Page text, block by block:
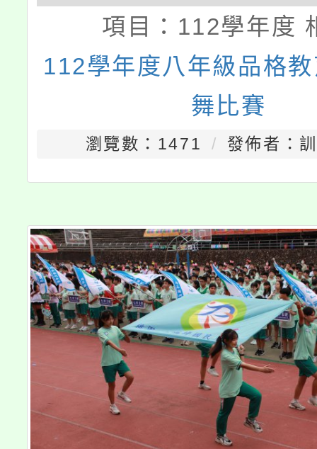
項目： 112學年度
112學年度八年級品格
舞比賽
瀏覽數：1471 發佈者：